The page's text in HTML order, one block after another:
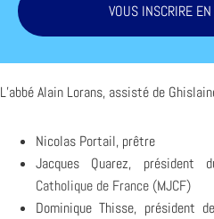
VOUS INSCRIRE
L’abbé Alain Lorans, assisté de
Nicolas Portail, prêtre
Jacques Quarez, président
Catholique de France (MJCF)
Dominique Thisse, président